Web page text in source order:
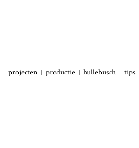
projecten productie hullebusch tips